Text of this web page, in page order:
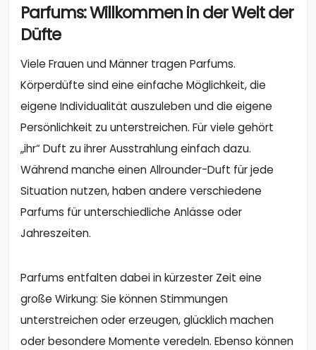
Parfums: Willkommen in der Welt der
Düfte
Viele Frauen und Männer tragen Parfums.
Körperdüfte sind eine einfache Möglichkeit, die
eigene Individualität auszuleben und die eigene
Persönlichkeit zu unterstreichen. Für viele gehört
„ihr“ Duft zu ihrer Ausstrahlung einfach dazu.
Während manche einen Allrounder-Duft für jede
Situation nutzen, haben andere verschiedene
Parfums für unterschiedliche Anlässe oder
Jahreszeiten.
Parfums entfalten dabei in kürzester Zeit eine
große Wirkung: Sie können Stimmungen
unterstreichen oder erzeugen, glücklich machen
oder besondere Momente veredeln. Ebenso können